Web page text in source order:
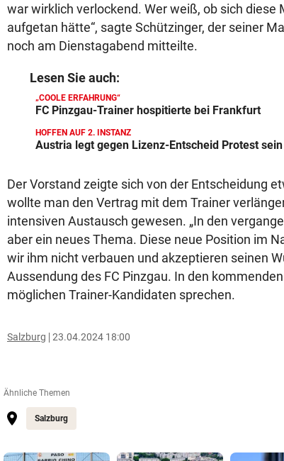
war wirklich verlockend. Wer weiß, ob sich diese
aufgetan hätte“, sagte Schützinger, der seiner
noch am Dienstagabend mitteilte.
Lesen Sie auch:
„COOLE ERFAHRUNG“
FC Pinzgau-Trainer hospitierte bei Frankfurt
HOFFEN AUF 2. INSTANZ
Austria legt gegen Lizenz-Entscheid Protest sein
Der Vorstand zeigte sich von der Entscheidung
wollte man den Vertrag mit dem Trainer
intensiven Austausch gewesen. „In den
aber ein neues Thema. Diese neue Position im
wir ihm nicht verbauen und akzeptieren seinen
Aussendung des FC Pinzgau. In den
möglichen Trainer-Kandidaten sprechen.
Salzburg 23.04.2024 18:00
Ähnliche Themen
Salzburg